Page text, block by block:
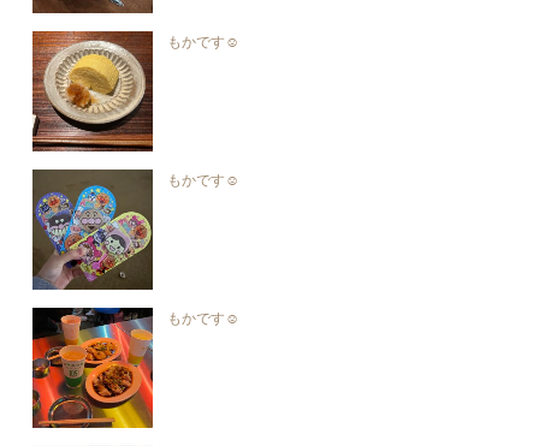
もかです☺︎︎
もかです☺︎︎
もかです☺︎︎